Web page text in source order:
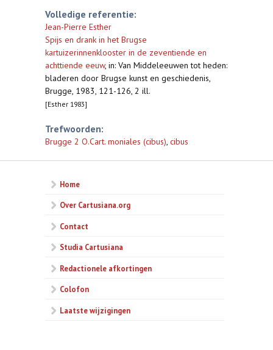
Volledige referentie:
Jean-Pierre Esther
Spijs en drank in het Brugse
kartuizerinnenklooster in de zeventiende en
achttiende eeuw, in: Van Middeleeuwen tot heden:
bladeren door Brugse kunst en geschiedenis,
Brugge, 1983, 121-126, 2 ill.
[Esther 1983]
Trefwoorden:
Brugge 2 O.Cart. moniales (cibus), cibus
Home
Over Cartusiana.org
Contact
Studia Cartusiana
Redactionele afkortingen
Colofon
Laatste wijzigingen